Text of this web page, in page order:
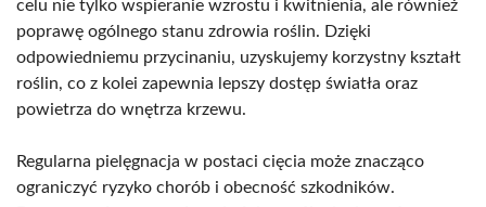
celu nie tylko wspieranie wzrostu i kwitnienia, ale również
poprawę ogólnego stanu zdrowia roślin. Dzięki
odpowiedniemu przycinaniu, uzyskujemy korzystny kształt
roślin, co z kolei zapewnia lepszy dostęp światła oraz
powietrza do wnętrza krzewu.
Regularna pielęgnacja w postaci cięcia może znacząco
ograniczyć ryzyko chorób i obecność szkodników.